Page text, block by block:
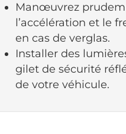
Manœuvrez
l’accélération et le
en cas de verglas.
Installer des
gilet de sécurité
de votre véhicule.